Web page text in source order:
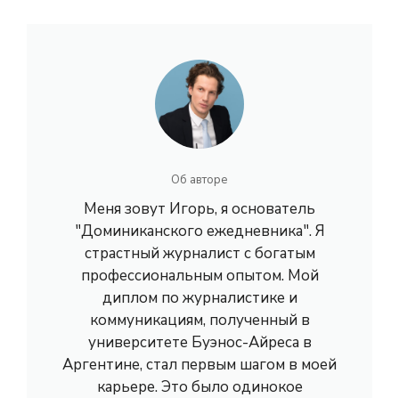
Об авторе
Меня зовут Игорь, я основатель
"Доминиканского ежедневника". Я
страстный журналист с богатым
профессиональным опытом. Мой
диплом по журналистике и
коммуникациям, полученный в
университете Буэнос-Айреса в
Аргентине, стал первым шагом в моей
карьере. Это было одинокое